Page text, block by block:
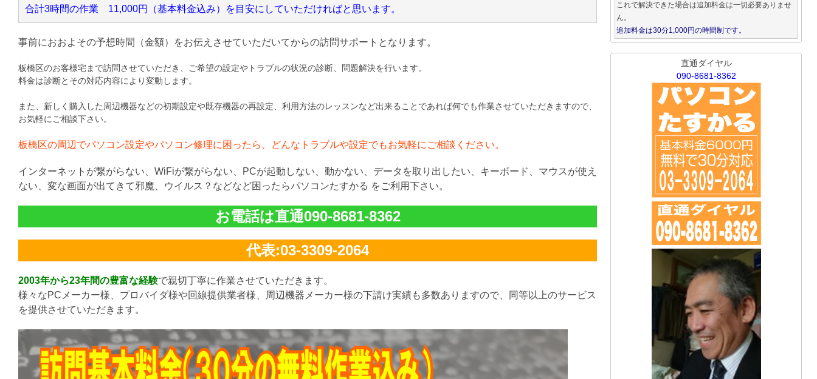
合計3時間の作業 11,000円（基本料金込み）を目安にしていただければと思います。
事前におおよその予想時間（金額）をお伝えさせていただいてからの訪問サポートとなります。
板橋区のお客様宅まで訪問させていただき、ご希望の設定やトラブルの状況の診断、問題解決を行います。
料金は診断とその対応内容により変動します。
また、新しく購入した周辺機器などの初期設定や既存機器の再設定、利用方法のレッスンなど出来ることであれば何でも作業させていただきますので、
お気軽にご相談下さい。
板橋区の周辺でパソコン設定やパソコン修理に困ったら、どんなトラブルや設定でもお気軽にご相談ください。
インターネットが繋がらない、WiFiが繋がらない、PCが起動しない、動かない、データを取り出したい、キーボード、マウスが使え
ない、変な画面が出てきて邪魔、ウイルス？などなど困ったらパソコンたすかる をご利用下さい。
お電話は直通090-8681-8362
代表:03-3309-2064
2003年から23年間の豊富な経験で親切丁寧に作業させていただきます。
様々なPCメーカー様、プロバイダ様や回線提供業者様、周辺機器メーカー様の下請け実績も多数ありますので、同等以上のサービス
を提供させていただきます。
これで解決できた場合は追加料金は一切必要ありませ
ん。
追加料金は30分1,000円の時間制です。
直通ダイヤル
090-8681-8362